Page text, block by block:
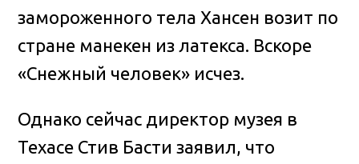
замороженного тела Хансен возит по
стране манекен из латекса. Вскоре
«Снежный человек» исчез.
Однако сейчас директор музея в
Техасе Стив Басти заявил, что